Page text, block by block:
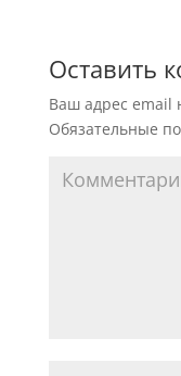
Оставить
Ваш адрес email
Обязательные